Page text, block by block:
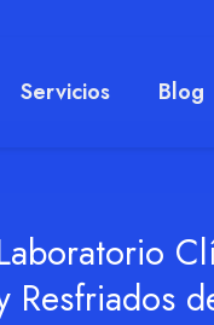
Servicios Blog
Resfriados